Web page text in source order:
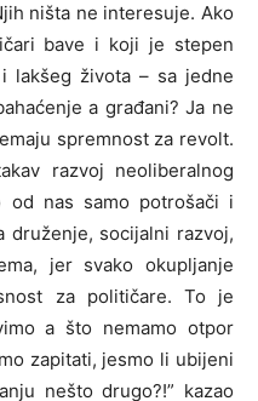
ništa ne interesuje. Ako
bave i koji je stepen
lakšeg života – sa jedne
a građani? Ja ne
spremnost za revolt.
razvoj neoliberalnog
od nas samo potrošači i
druženje, socijalni razvoj,
jer svako okupljanje
za političare. To je
a što nemamo otpor
zapitati, jesmo li ubijeni
nešto drugo?!” kazao